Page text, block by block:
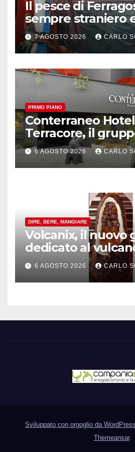
Il pesce di
sempre straniero
in sofferenza
7 AGOSTO 2026 CARLO
PRIMO PIANO
Conterraneo
Terracore, il
amplia l’ ospitalità e il
alle porte di
6 AGOSTO 2026 CARLO
DIRE, BERE, MANGIARE
Volcanix, il nuovo
dedicato al
è nato a Caivano
6 AGOSTO 2026 CARLO
Sviluppato con orgoglio da WordPress
Themeansar.